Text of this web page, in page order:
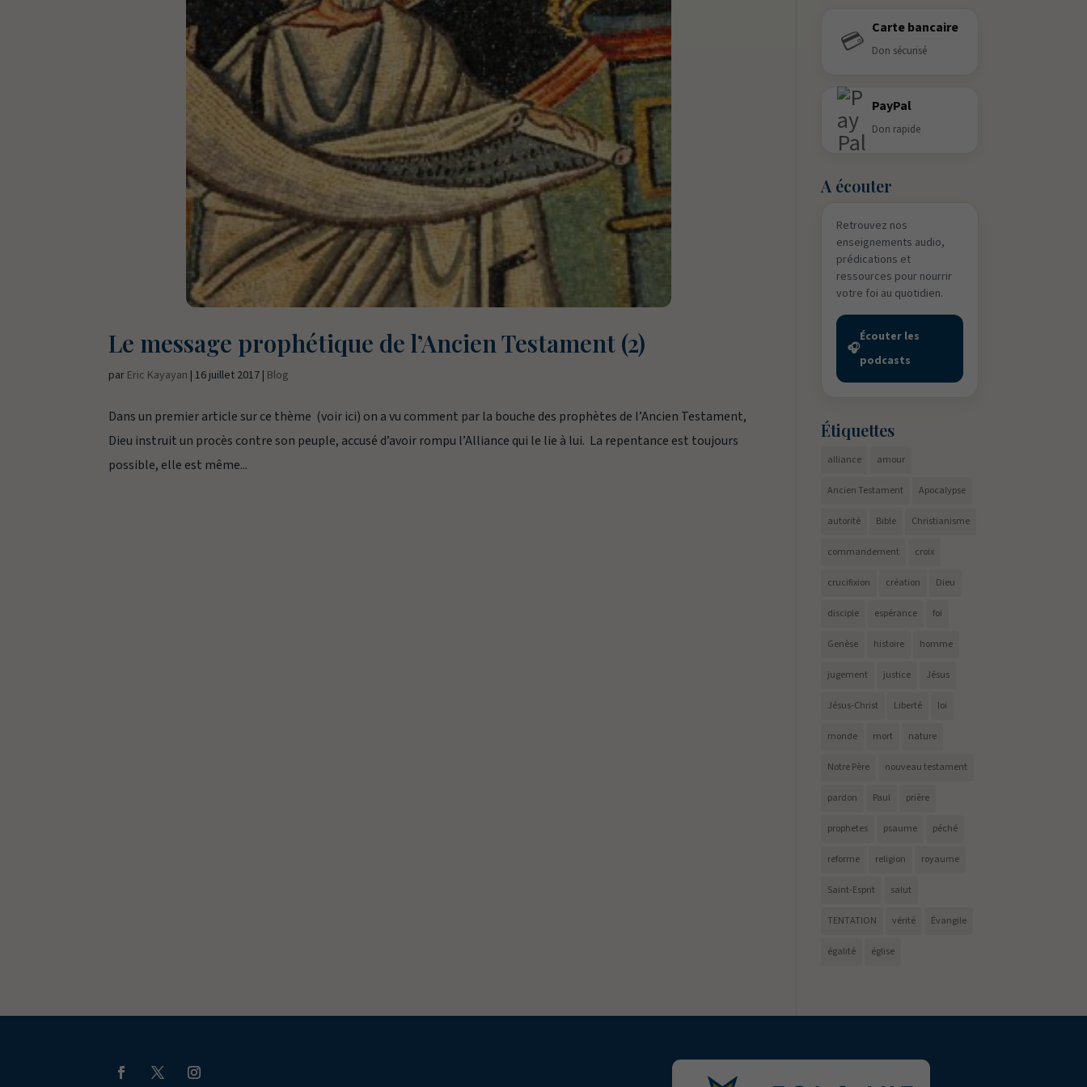
Le message prophétique de l’Ancien Testament (2)
par Eric Kayayan | 16 juillet 2017 | Blog
Dans un premier article sur ce thème (voir ici) on a vu comment par la bouche des prophètes de l’Ancien Testament,
Dieu instruit un procès contre son peuple, accusé d’avoir rompu l’Alliance qui le lie à lui. La repentance est toujours
possible, elle est même...
💳 Carte bancaire
Don sécurisé
PayPal
Don rapide
A écouter
Retrouvez nos
enseignements audio,
prédications et
ressources pour nourrir
votre foi au quotidien.
🎧
Écouter les
podcasts
Étiquettes
alliance amour
Ancien Testament Apocalypse
autorité Bible Christianisme
commandement croix
crucifixion création Dieu
disciple espérance foi
Genèse histoire homme
jugement justice Jésus
Jésus-Christ Liberté loi
monde mort nature
Notre Père nouveau testament
pardon Paul prière
prophetes psaume péché
reforme religion royaume
Saint-Esprit salut
TENTATION vérité Évangile
égalité église